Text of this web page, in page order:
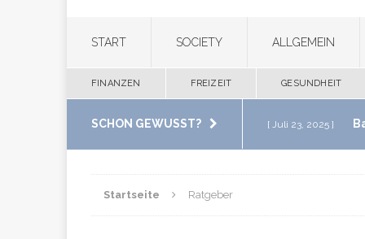
START SOCIETY ALLGEMEIN
FINANZEN FREIZEIT GESUNDHEIT
SCHON GEWUSST? [ Juli 23, 2025 ]
im eigenen
Startseite Ratgeber